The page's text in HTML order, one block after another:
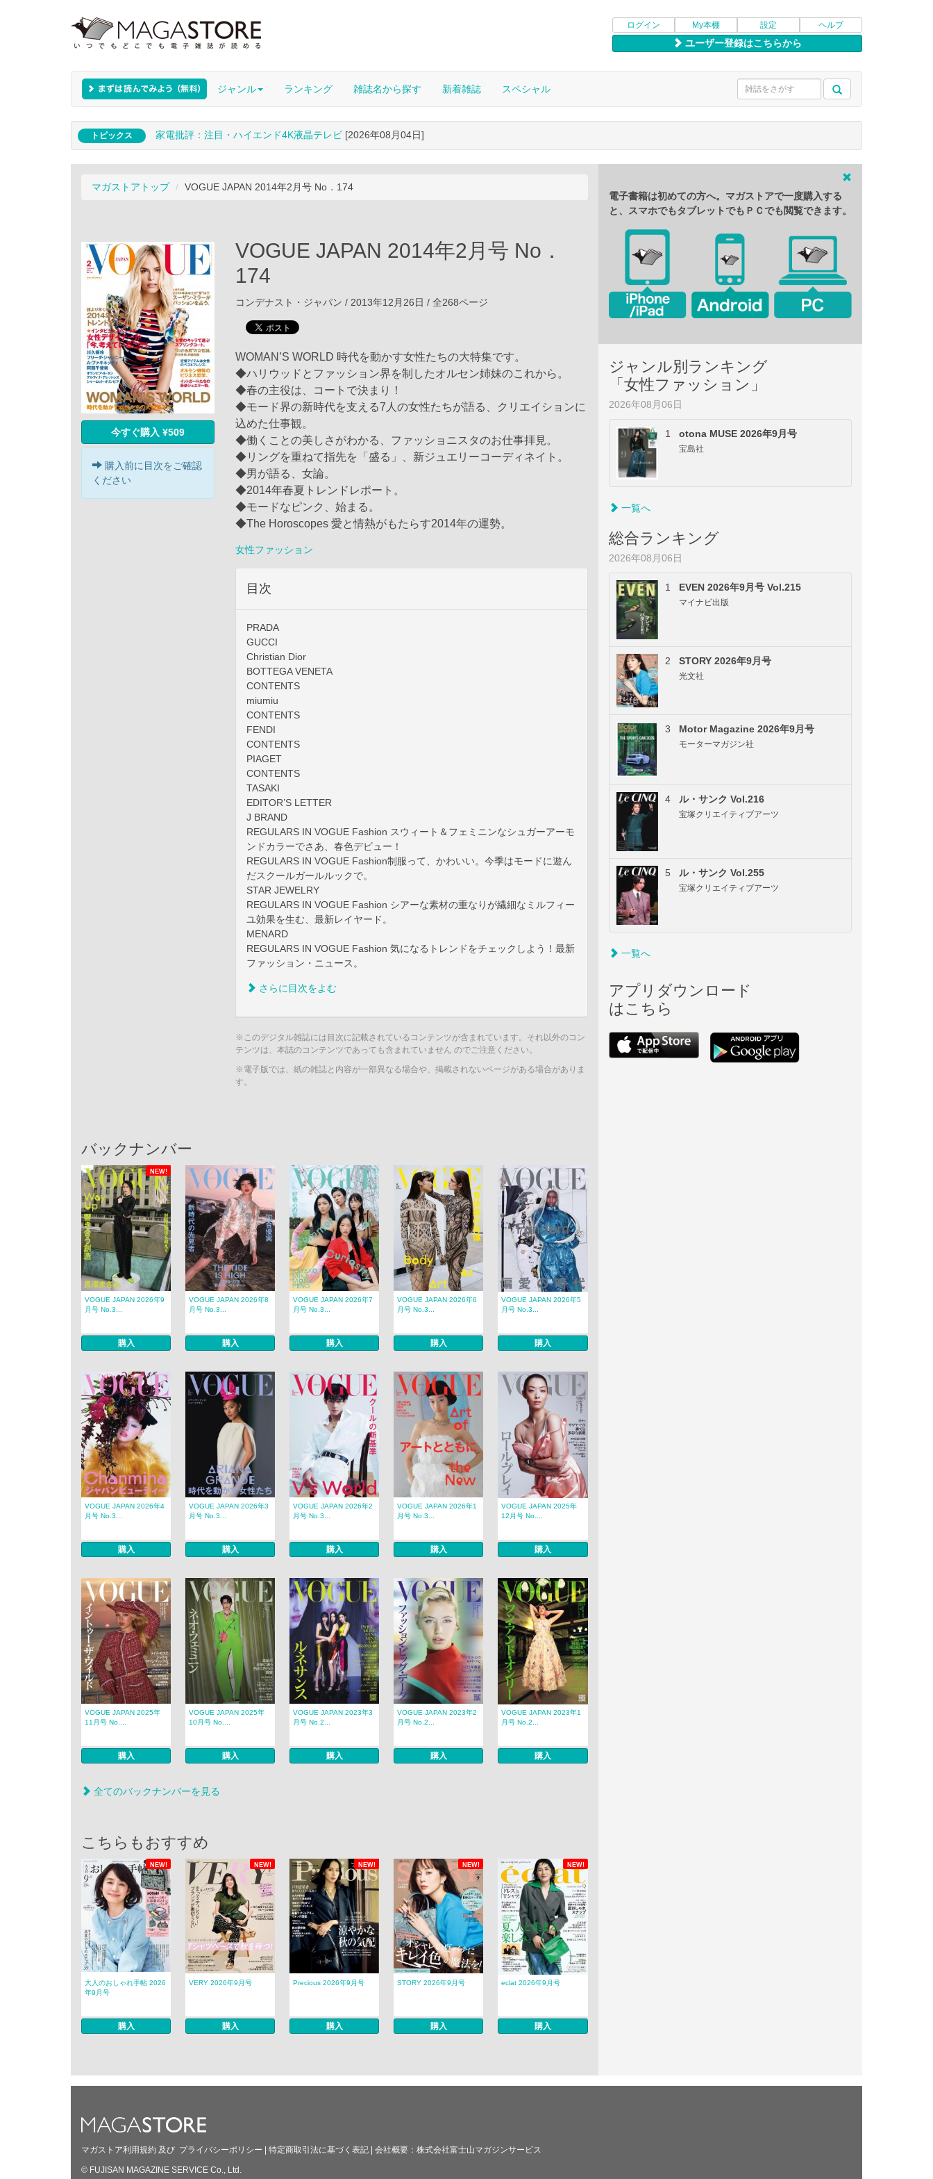
ログイン My本棚 設定 ヘルプ
ユーザー登録はこちらから
ジャンル ランキング 雑誌名から探す 新着雑誌 スペシャル
トピックス 家電批評：注目・ハイエンド4K液晶テレビ [2026年08月04日]
マガストアトップ VOGUE JAPAN 2014年2月号 No．174
今すぐ購入 ¥509
購入前に目次をご確認
ください
VOGUE JAPAN 2014年2月号 No．
174
コンデナスト・ジャパン / 2013年12月26日 / 全268ページ
WOMAN’S WORLD 時代を動かす女性たちの大特集です。
◆ハリウッドとファッション界を制したオルセン姉妹のこれから。
◆春の主役は、コートで決まり！
◆モード界の新時代を支える7人の女性たちが語る、クリエイションに
込めた仕事観。
◆働くことの美しさがわかる、ファッショニスタのお仕事拝見。
◆リングを重ねて指先を「盛る」、新ジュエリーコーディネイト。
◆男が語る、女論。
◆2014年春夏トレンドレポート。
◆モードなピンク、始まる。
◆The Horoscopes 愛と情熱がもたらす2014年の運勢。
女性ファッション
目次
PRADA
GUCCI
Christian Dior
BOTTEGA VENETA
CONTENTS
miumiu
CONTENTS
FENDI
CONTENTS
PIAGET
CONTENTS
TASAKI
EDITOR’S LETTER
J BRAND
REGULARS IN VOGUE Fashion スウィート＆フェミニンなシュガーアーモ
ンドカラーでさあ、春色デビュー！
REGULARS IN VOGUE Fashion制服って、かわいい。今季はモードに遊ん
だスクールガールルックで。
STAR JEWELRY
REGULARS IN VOGUE Fashion シアーな素材の重なりが繊細なミルフィー
ユ効果を生む、最新レイヤード。
MENARD
REGULARS IN VOGUE Fashion 気になるトレンドをチェックしよう！最新
ファッション・ニュース。
さらに目次をよむ
※このデジタル雑誌には目次に記載されているコンテンツが含まれています。それ以外のコン
テンツは、本誌のコンテンツであっても含まれていません のでご注意ください。
※電子版では、紙の雑誌と内容が一部異なる場合や、掲載されないページがある場合がありま
す。
バックナンバー
NEW!
VOGUE JAPAN 2026年9
月号 No.3...
購入
VOGUE JAPAN 2026年8
月号 No.3...
購入
VOGUE JAPAN 2026年7
月号 No.3...
購入
VOGUE JAPAN 2026年6
月号 No.3...
購入
VOGUE JAPAN 2026年5
月号 No.3...
購入
VOGUE JAPAN 2026年4
月号 No.3...
購入
VOGUE JAPAN 2026年3
月号 No.3...
購入
VOGUE JAPAN 2026年2
月号 No.3...
購入
VOGUE JAPAN 2026年1
月号 No.3...
購入
VOGUE JAPAN 2025年
12月号 No....
購入
VOGUE JAPAN 2025年
11月号 No....
購入
VOGUE JAPAN 2025年
10月号 No....
購入
VOGUE JAPAN 2023年3
月号 No.2...
購入
VOGUE JAPAN 2023年2
月号 No.2...
購入
VOGUE JAPAN 2023年1
月号 No.2...
購入
全てのバックナンバーを見る
こちらもおすすめ
NEW! NEW! NEW! NEW! NEW!
大人のおしゃれ手帖 2026
年9月号
購入
VERY 2026年9月号
購入
Precious 2026年9月号
購入
STORY 2026年9月号
購入
eclat 2026年9月号
購入
電子書籍は初めての方へ。マガストアで一度購入する
と、スマホでもタブレットでもＰＣでも閲覧できます。
ジャンル別ランキング
「女性ファッション」
2026年08月06日
1 otona MUSE 2026年9月号
宝島社
一覧へ
総合ランキング
2026年08月06日
1 EVEN 2026年9月号 Vol.215
マイナビ出版
2 STORY 2026年9月号
光文社
3 Motor Magazine 2026年9月号
モーターマガジン社
4 ル・サンク Vol.216
宝塚クリエイティブアーツ
5 ル・サンク Vol.255
宝塚クリエイティブアーツ
一覧へ
アプリダウンロード
はこちら
マガストア利用規約 及び プライバシーポリシー 特定商取引法に基づく表記 会社概要： 株式会社富士山マガジンサービス
© FUJISAN MAGAZINE SERVICE Co., Ltd.